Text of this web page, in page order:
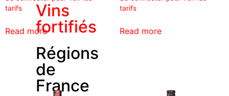
Vins
fortifiés
Régions
de
France
tarifs
Read more
tarifs
Read more